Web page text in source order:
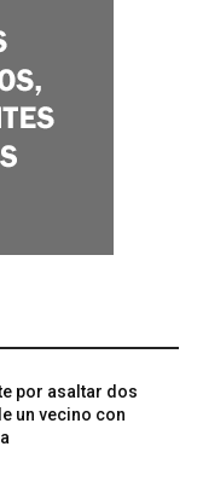
por asaltar dos
un vecino con